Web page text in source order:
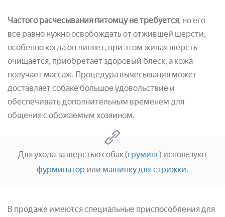
Частого расчесывания питомцу не требуется, но его
все равно нужно освобождать от отжившей шерсти,
особенно когда он линяет, при этом живая шерсть
очищается, приобретает здоровый блеск, а кожа
получает массаж. Процедура вычесывания может
доставляет собаке большое удовольствие и
обеспечивать дополнительным временем для
общения с обожаемым хозяином.
Для ухода за шерстью собак (груминг) используют
фурминатор или машинку для стрижки.
В продаже имеются специальные приспособления для